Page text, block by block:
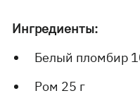
Ингредиенты:
Белый пломбир
Ром 25 г